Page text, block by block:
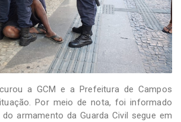
a GCM e a Prefeitura de Campos
Por meio de nota, foi informado
armamento da Guarda Civil segue em